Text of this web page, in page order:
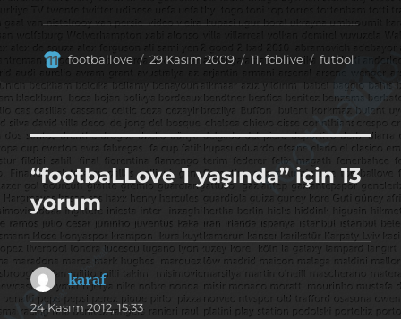
Yazar
footballove
Yayın
29 Kasım 2009 Kategoriler
11, fcblive Etiketler
futbol
“footbaLLove 1 yaşında” için 13
yorum
karafdedi
ki:
24 Kasım 2012, 15:33